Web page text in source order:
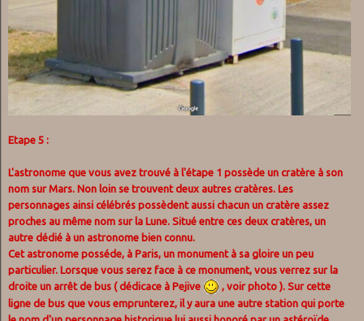
Etape 5 :
L'astronome que vous avez trouvé à l'étape 1 possède un cratère à son
nom sur Mars. Non loin se trouvent deux autres cratères. Les
personnages ainsi célébrés possèdent aussi chacun un cratère assez
proches au même nom sur la Lune. Situé entre ces deux cratères, un
autre dédié à un astronome bien connu.
Cet astronome posséde, à Paris, un monument à sa gloire un peu
particulier. Lorsque vous serez face à ce monument, vous verrez sur la
droite un arrêt de bus ( dédicace à Pejive
, voir photo ). Sur cette
ligne de bus que vous emprunterez, il y aura une autre station qui porte